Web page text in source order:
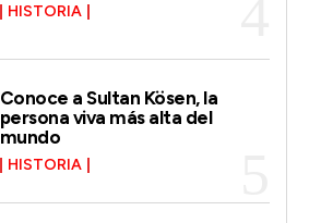
HISTORIA
Conoce a Sultan Kösen, la
persona viva más alta del
mundo
HISTORIA